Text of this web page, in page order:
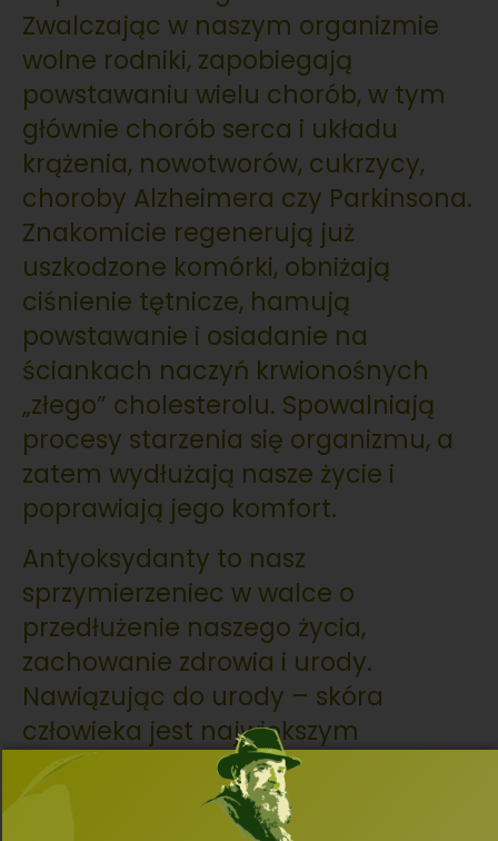
Zwalczając w naszym organizmie
wolne rodniki, zapobiegają
powstawaniu wielu chorób, w tym
głównie chorób serca i układu
krążenia, nowotworów, cukrzycy,
choroby Alzheimera czy Parkinsona.
Znakomicie regenerują już
uszkodzone komórki, obniżają
ciśnienie tętnicze, hamują
powstawanie i osiadanie na
ściankach naczyń krwionośnych
„złego” cholesterolu. Spowalniają
procesy starzenia się organizmu, a
zatem wydłużają nasze życie i
poprawiają jego komfort.
Antyoksydanty to nasz
sprzymierzeniec w walce o
przedłużenie naszego życia,
zachowanie zdrowia i urody.
Nawiązując do urody – skóra
człowieka jest największym
organem, to bariera chroniąca
narządy wewnętrzne przed